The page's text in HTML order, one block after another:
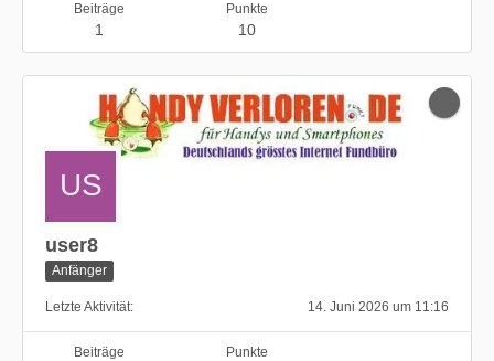
Beiträge
1
Punkte
10
user8
Anfänger
Letzte Aktivität 14. Juni 2026 um 11:16
Beiträge Punkte